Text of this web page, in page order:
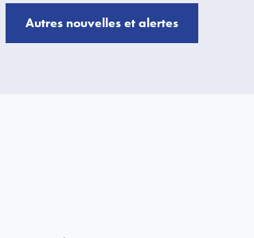
Autres nouvelles et alertes